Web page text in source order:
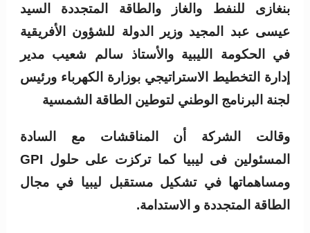
بنغازى للنفط والغاز والطاقة المتجددة السيد
عيسى عبد المجيد وزير الدولة للشؤون الأفريقية
في الحكومة الليبية والأستاذ سالم شعيب مدير
إدارة التخطيط الاستراتيجي بوزارة الكهرباء ورئيس
لجنة البرنامج الوطني لتوطين الطاقة الشمسية
وقالت الشركة أن المناقشات مع السادة
المسئولين فى ليبيا كما تركزت على حلول GPI
ومساهماتها في تشكيل مستقبل ليبيا في مجال
الطاقة المتجددة و الاستدامة.